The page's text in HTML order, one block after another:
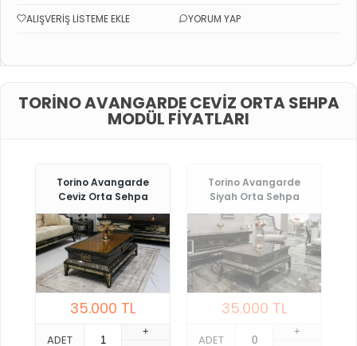
ALIŞVERIŞ LISTEME EKLE YORUM YAP
TORINO AVANGARDE CEVIZ ORTA SEHPA
MODÜL FIYATLARI
Torino Avangarde
Ceviz Orta Sehpa
35.000 TL
ADET
+
Torino Avangarde
Siyah Orta Sehpa
35.000 TL
ADET
+